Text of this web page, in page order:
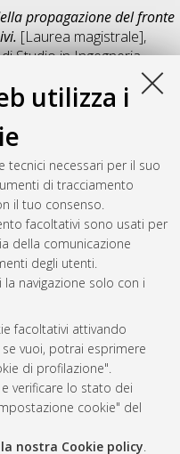
utilizza i
tecnici necessari per il suo
di tracciamento
il tuo consenso.
facoltativi sono usati per
della comunicazione
degli utenti.
navigazione solo con i
facoltativi attivando
vuoi, potrai esprimere
di profilazione".
verificare lo stato dei
cookie" del
nostra Cookie policy.
propagazione del fronte
[Laurea magistrale],
Studio inIngegneria
full-text non disponibile
Condividi
dell'autore. (